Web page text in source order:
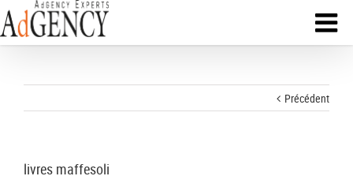
Précédent
livres maffesoli